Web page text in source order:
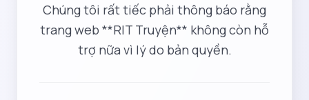
Chúng tôi rất tiếc phải thông báo rằng
trang web **RIT Truyện** không còn hỗ
trợ nữa vì lý do bản quyền.